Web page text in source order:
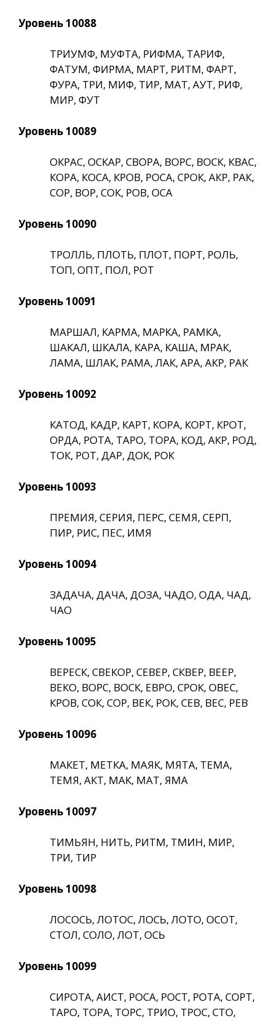
Уровень 10088
ТРИУМФ, МУФТА, РИФМА, ТАРИФ,
ФАТУМ, ФИРМА, МАРТ, РИТМ, ФАРТ,
ФУРА, ТРИ, МИФ, ТИР, МАТ, АУТ, РИФ,
МИР, ФУТ
Уровень 10089
ОКРАС, ОСКАР, СВОРА, ВОРС, ВОСК, КВАС,
КОРА, КОСА, КРОВ, РОСА, СРОК, АКР, РАК,
СОР, ВОР, СОК, РОВ, ОСА
Уровень 10090
ТРОЛЛЬ, ПЛОТЬ, ПЛОТ, ПОРТ, РОЛЬ,
ТОП, ОПТ, ПОЛ, РОТ
Уровень 10091
МАРШАЛ, КАРМА, МАРКА, РАМКА,
ШАКАЛ, ШКАЛА, КАРА, КАША, МРАК,
ЛАМА, ШЛАК, РАМА, ЛАК, АРА, АКР, РАК
Уровень 10092
КАТОД, КАДР, КАРТ, КОРА, КОРТ, КРОТ,
ОРДА, РОТА, ТАРО, ТОРА, КОД, АКР, РОД,
ТОК, РОТ, ДАР, ДОК, РОК
Уровень 10093
ПРЕМИЯ, СЕРИЯ, ПЕРС, СЕМЯ, СЕРП,
ПИР, РИС, ПЕС, ИМЯ
Уровень 10094
ЗАДАЧА, ДАЧА, ДОЗА, ЧАДО, ОДА, ЧАД,
ЧАО
Уровень 10095
ВЕРЕСК, СВЕКОР, СЕВЕР, СКВЕР, ВЕЕР,
ВЕКО, ВОРС, ВОСК, ЕВРО, СРОК, ОВЕС,
КРОВ, СОК, СОР, ВЕК, РОК, СЕВ, ВЕС, РЕВ
Уровень 10096
МАКЕТ, МЕТКА, МАЯК, МЯТА, ТЕМА,
ТЕМЯ, АКТ, МАК, МАТ, ЯМА
Уровень 10097
ТИМЬЯН, НИТЬ, РИТМ, ТМИН, МИР,
ТРИ, ТИР
Уровень 10098
ЛОСОСЬ, ЛОТОС, ЛОСЬ, ЛОТО, ОСОТ,
СТОЛ, СОЛО, ЛОТ, ОСЬ
Уровень 10099
СИРОТА, АИСТ, РОСА, РОСТ, РОТА, СОРТ,
ТАРО, ТОРА, ТОРС, ТРИО, ТРОС, СТО,